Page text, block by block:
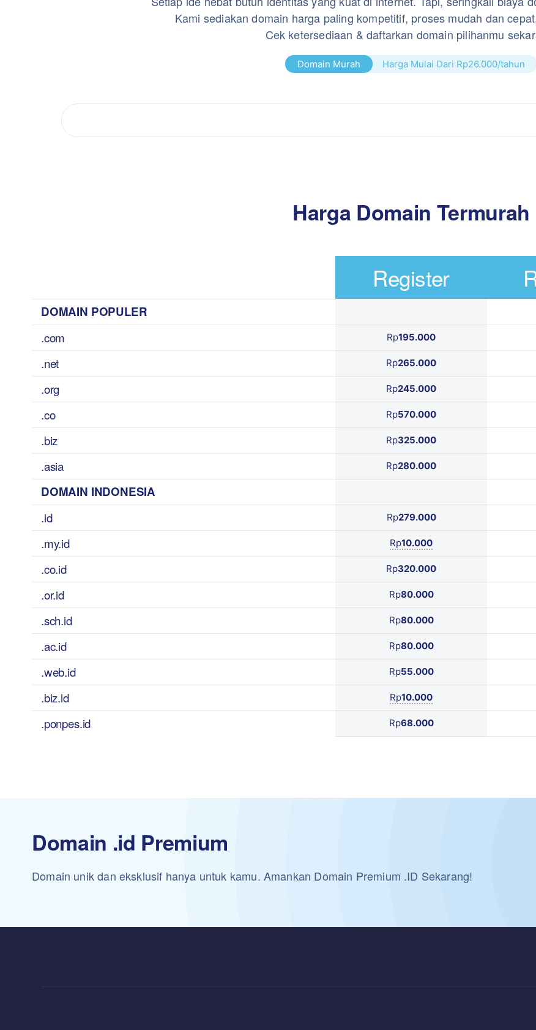
Kami sediakan domain harga paling kompetitif, proses mudah dan
Cek ketersediaan & daftarkan domain pilihanmu
Domain Murah Harga Mulai Dari Rp26.000/tahun
Harga Domain Termurah
DOMAIN POPULER
.com
.net
.org
.co
.biz
.asia
DOMAIN INDONESIA
.id
.my.id
.co.id
.or.id
.sch.id
.ac.id
.web.id
.biz.id
.ponpes.id
Register
Rp195.000
Rp265.000
Rp245.000
Rp570.000
Rp325.000
Rp280.000
Rp279.000
Rp10.000
Rp320.000
Rp80.000
Rp80.000
Rp80.000
Rp55.000
Rp10.000
Rp68.000
Domain .id Premium
Domain unik dan eksklusif hanya untuk kamu. Amankan Domain Premium .ID Sekarang!